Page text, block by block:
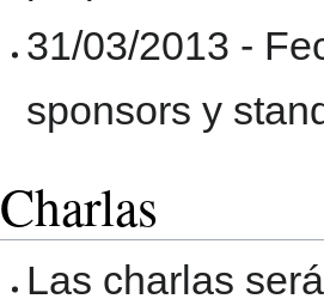
31/03/2013 -
sponsors y
Charlas
Las charlas